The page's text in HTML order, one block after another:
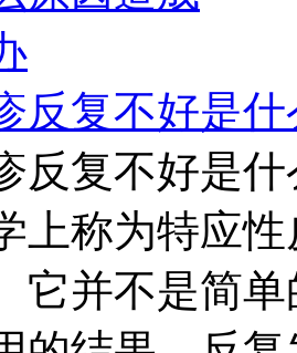
反复不好是
反复不好是
上称为特应
它并不是简